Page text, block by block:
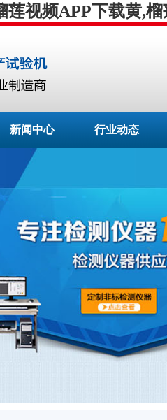
视频APP下载黄,
新闻中心 行业动态